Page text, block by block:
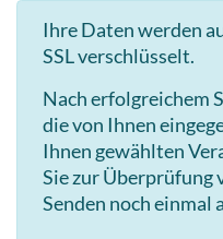
Ihre Daten werden
SSL verschlüsselt.
Nach erfolgreichem
die von Ihnen
Ihnen gewählten
Sie zur Überprüfung
Senden noch einmal